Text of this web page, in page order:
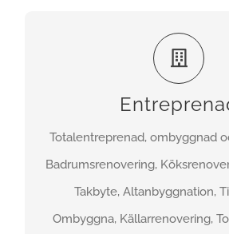
Totalentreprenad, ombyggnad
Badrumsrenovering,
Takbyte, Altanbyggnation,
Ombyggna, Källarrenovering,